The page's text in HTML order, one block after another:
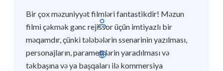
Daxil ol
Azərbaycan
Bir çox məzuniyyət filmləri fantastikdir! Məzun
filmi çəkmək gənc rejissor üçün imtiyazlı bir
məqamdır, çünki tələbələrin ssenarinin yazılması,
personajların, parametrlərin yaradılması və
təkbaşına və ya başqaları ilə kommersiya